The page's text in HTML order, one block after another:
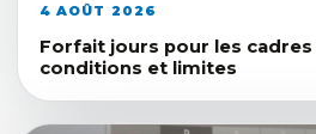
4 AOÛT 2026
Forfait jours pour les cadres
conditions et limites